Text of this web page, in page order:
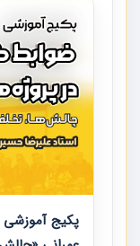
پکیج آموزشی